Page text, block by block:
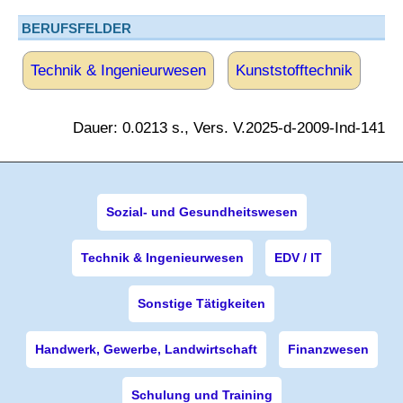
BERUFSFELDER
Technik & Ingenieurwesen Kunststofftechnik
Dauer: 0.0213 s., Vers. V.2025-d-2009-Ind-141
Sozial- und Gesundheitswesen
Technik & Ingenieurwesen EDV / IT
Sonstige Tätigkeiten
Handwerk, Gewerbe, Landwirtschaft Finanzwesen
Schulung und Training